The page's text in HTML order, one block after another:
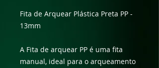
​Fita de Arquear Plástica Preta PP -
13mm
A Fita de arquear PP é uma fita
manual, ideal para o arqueamento